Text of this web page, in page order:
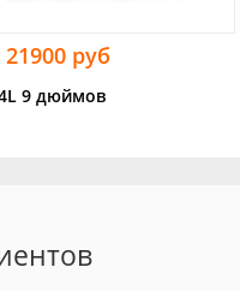
21900 руб
9 дюймов